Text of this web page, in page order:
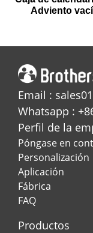
Adviento
Email :
Whatsapp :
Perfil de la
Póngase en
Personalización
Aplicación
Fábrica
FAQ
Productos